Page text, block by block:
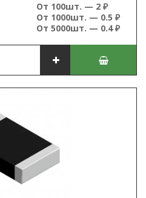
От 100шт. — 2 ₽
От 1000шт. — 0.5 ₽
От 5000шт. — 0.4 ₽